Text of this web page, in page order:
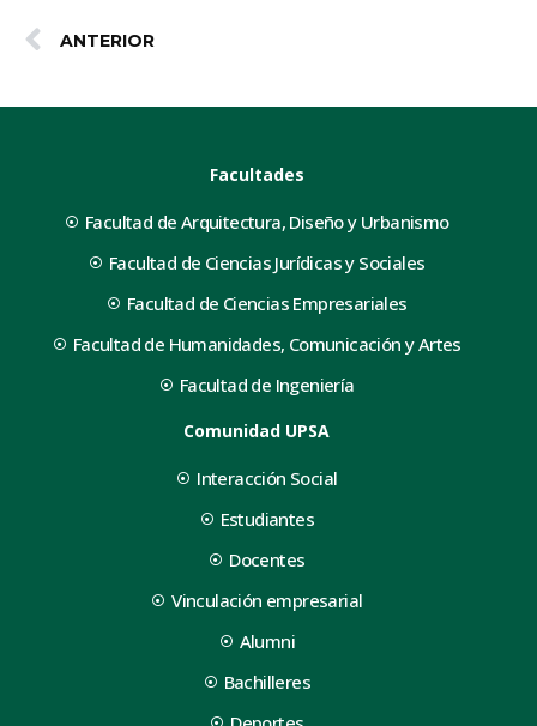
ANTERIOR
Facultades
Facultad de Arquitectura, Diseño y Urbanismo
Facultad de Ciencias Jurídicas y Sociales
Facultad de Ciencias Empresariales
Facultad de Humanidades, Comunicación y Artes
Facultad de Ingeniería
Comunidad UPSA
Interacción Social
Estudiantes
Docentes
Vinculación empresarial
Alumni
Bachilleres